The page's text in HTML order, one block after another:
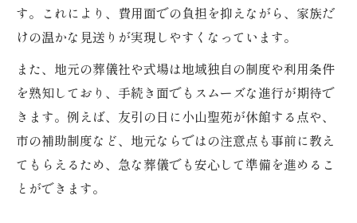
す。これにより、費用面での負担を抑えながら、家族だ
けの温かな見送りが実現しやすくなっています。
また、地元の葬儀社や式場は地域独自の制度や利用条件
を熟知しており、手続き面でもスムーズな進行が期待で
きます。例えば、友引の日に小山聖苑が休館する点や、
市の補助制度など、地元ならではの注意点も事前に教え
てもらえるため、急な葬儀でも安心して準備を進めるこ
とができます。